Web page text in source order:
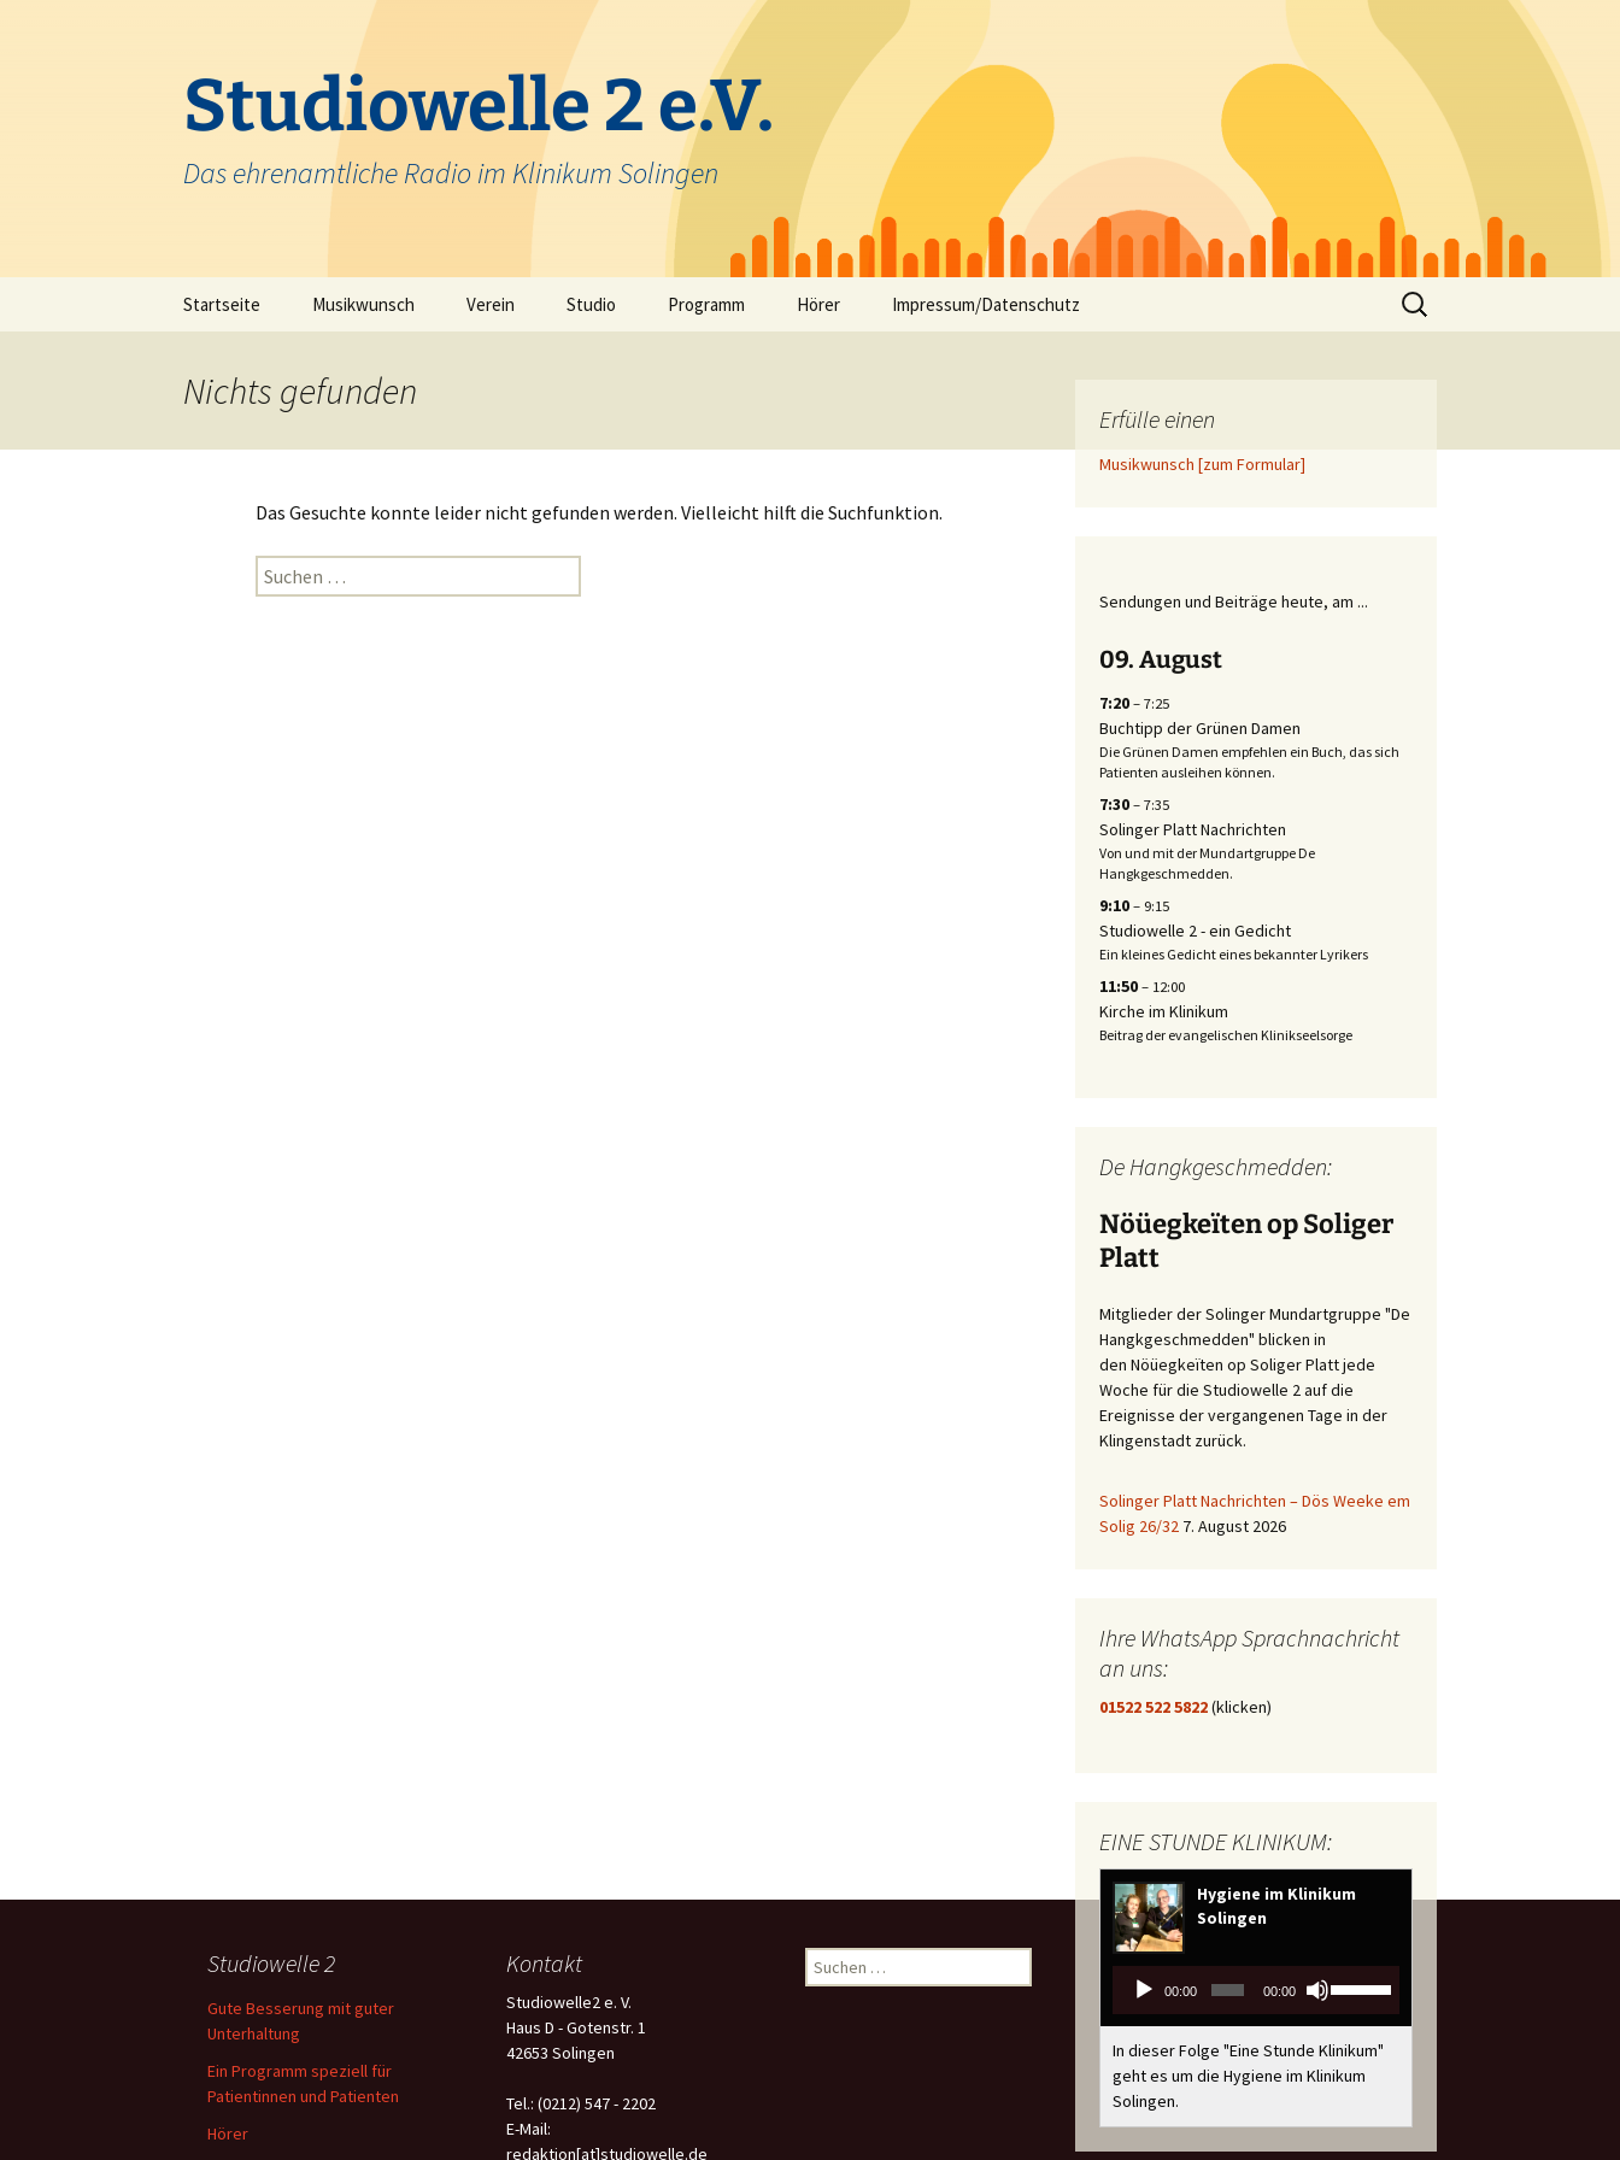
Studiowelle 2 e.V.
Das ehrenamtliche Radio im Klinikum Solingen
Startseite Musikwunsch Verein Studio Programm Hörer Impressum/Datenschutz
Suchen
nach:
Nichts gefunden
Das Gesuchte konnte leider nicht gefunden werden. Vielleicht hilft die Suchfunktion.
Suchen
nach:
Erfülle einen
Musikwunsch [zum Formular]
Sendungen und Beiträge heute, am ...
09. August
7:20 – 7:25
Buchtipp der Grünen Damen
Die Grünen Damen empfehlen ein Buch, das sich
Patienten ausleihen können.
7:30 – 7:35
Solinger Platt Nachrichten
Von und mit der Mundartgruppe De
Hangkgeschmedden.
9:10 – 9:15
Studiowelle 2 - ein Gedicht
Ein kleines Gedicht eines bekannter Lyrikers
11:50 – 12:00
Kirche im Klinikum
Beitrag der evangelischen Klinikseelsorge
De Hangkgeschmedden:
Nöüegkeïten op Soliger
Platt
Mitglieder der Solinger Mundartgruppe "De
Hangkgeschmedden" blicken in
den Nöüegkeïten op Soliger Platt jede
Woche für die Studiowelle 2 auf die
Ereignisse der vergangenen Tage in der
Klingenstadt zurück.
Solinger Platt Nachrichten – Dös Weeke em
Solig 26/32 7. August 2026
Ihre WhatsApp Sprachnachricht
an uns:
01522 522 5822(klicken)
EINE STUNDE KLINIKUM:
Hygiene im Klinikum
Solingen
Audio-
Player
00:00 00:00
benutzen,
um
die
zu
regeln.
In dieser Folge "Eine Stunde Klinikum"
geht es um die Hygiene im Klinikum
Solingen.
Studiowelle 2
Gute Besserung mit guter
Unterhaltung
Ein Programm speziell für
Patientinnen und Patienten
Hörer
Kontakt
Studiowelle2 e. V.
Haus D - Gotenstr. 1
42653 Solingen
Tel.: (0212) 547 - 2202
E-Mail:
redaktion[at]studiowelle.de
Suchen
nach: